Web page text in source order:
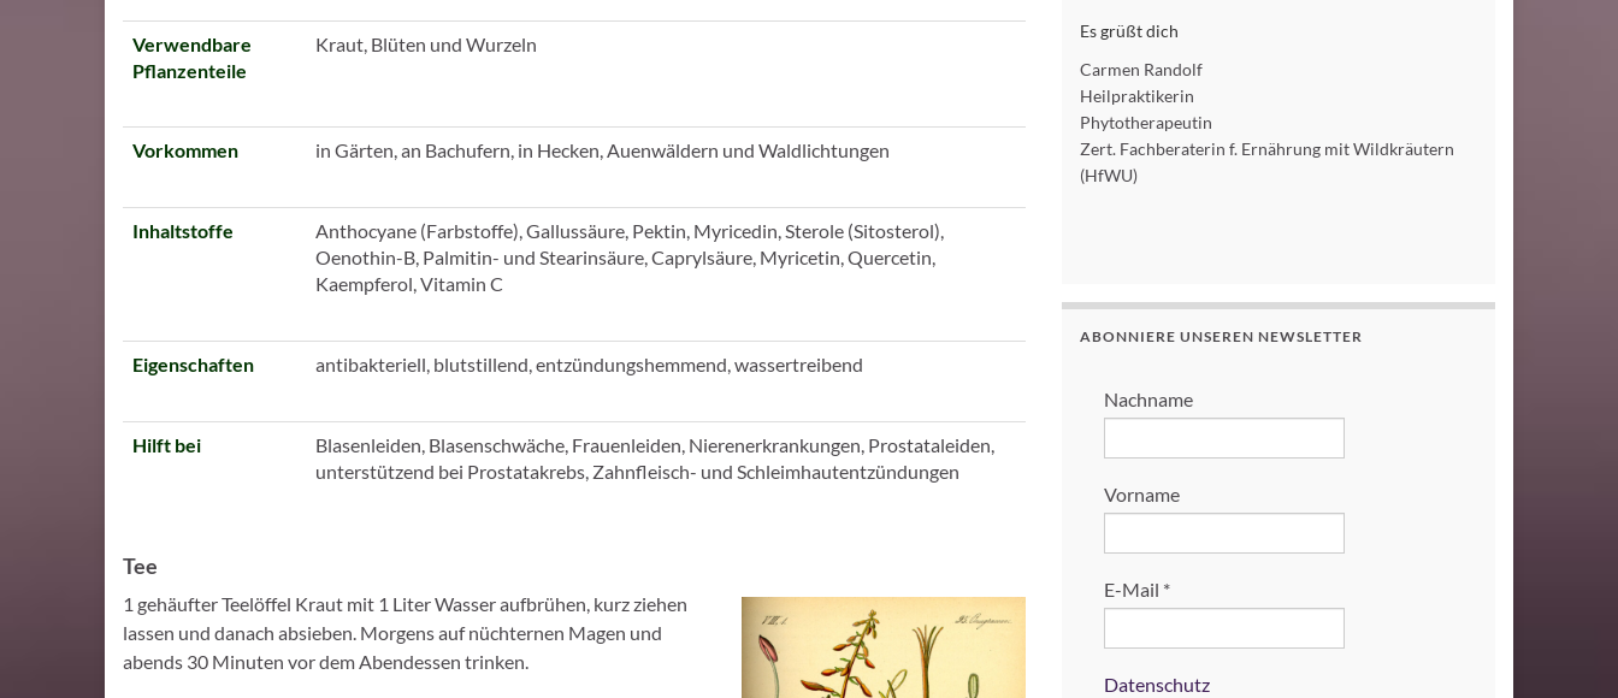
Verwendbare
Pflanzenteile
Kraut, Blüten und Wurzeln
Vorkommen in Gärten, an Bachufern, in Hecken, Auenwäldern und Waldlichtungen
Inhaltstoffe
Anthocyane (Farbstoffe), Gallussäure, Pektin, Myricedin, Sterole (Sitosterol),
Oenothin-B, Palmitin- und Stearinsäure, Caprylsäure, Myricetin, Quercetin,
Kaempferol, Vitamin C
Eigenschaften antibakteriell, blutstillend, entzündungshemmend, wassertreibend
Hilft bei
Blasenleiden, Blasenschwäche, Frauenleiden, Nierenerkrankungen, Prostataleiden,
unterstützend bei Prostatakrebs, Zahnfleisch- und Schleimhautentzündungen
Tee
1 gehäufter Teelöffel Kraut mit 1 Liter Wasser aufbrühen, kurz ziehen
lassen und danach absieben. Morgens auf nüchternen Magen und
abends 30 Minuten vor dem Abendessen trinken.
Es grüßt dich
Carmen Randolf
Heilpraktikerin
Phytotherapeutin
Zert. Fachberaterin f. Ernährung mit Wildkräutern
(HfWU)
ABONNIERE UNSEREN NEWSLETTER
Nachname
Vorname
E-Mail *
Datenschutz